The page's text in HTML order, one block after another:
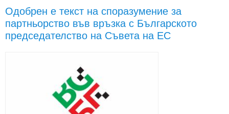
Одобрен е текст на споразумение за
партньорство във връзка с Българскотo
председателство на Съвета на ЕС